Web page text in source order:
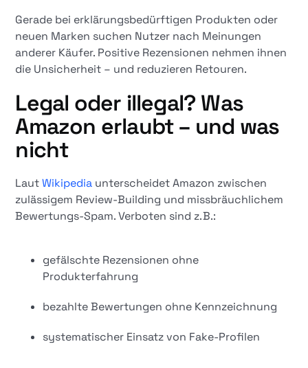
Gerade bei erklärungsbedürftigen Produkten oder
neuen Marken suchen Nutzer nach Meinungen
anderer Käufer. Positive Rezensionen nehmen ihnen
die Unsicherheit – und reduzieren Retouren.
Legal oder illegal? Was
Amazon erlaubt – und was
nicht
LautWikipedia unterscheidet Amazon zwischen
zulässigem Review-Building und missbräuchlichem
Bewertungs-Spam. Verboten sind z. B.:
gefälschte Rezensionen ohne
Produkterfahrung
bezahlte Bewertungen ohne Kennzeichnung
systematischer Einsatz von Fake-Profilen